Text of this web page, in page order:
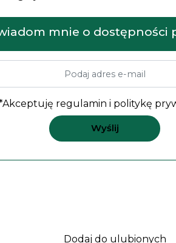
mnie o dostępności
regulamin i politykę
Dodaj do ulubionych